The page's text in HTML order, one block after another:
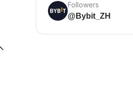
Followers
@Bybit_ZH